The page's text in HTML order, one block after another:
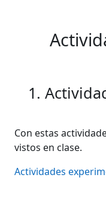
1.
Con estas
vistos en clase.
Actividades